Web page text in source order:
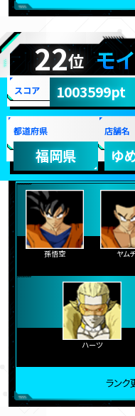
22位 モイ
スコア 1003599pt
都道府県
福岡県
店舗名
ゆ
孫悟空 ヤム
ハーツ
ラン